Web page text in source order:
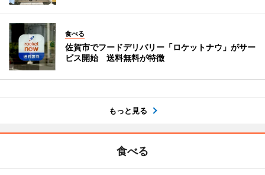
食べる
佐賀市でフードデリバリー「ロケットナウ」がサー
ビス開始 送料無料が特徴
もっと見る
食べる